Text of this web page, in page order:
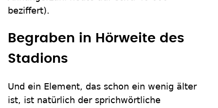
beziffert).
Begraben in Hörweite des
Stadions
Und ein Element, das schon ein wenig älter
ist, ist natürlich der sprichwörtliche